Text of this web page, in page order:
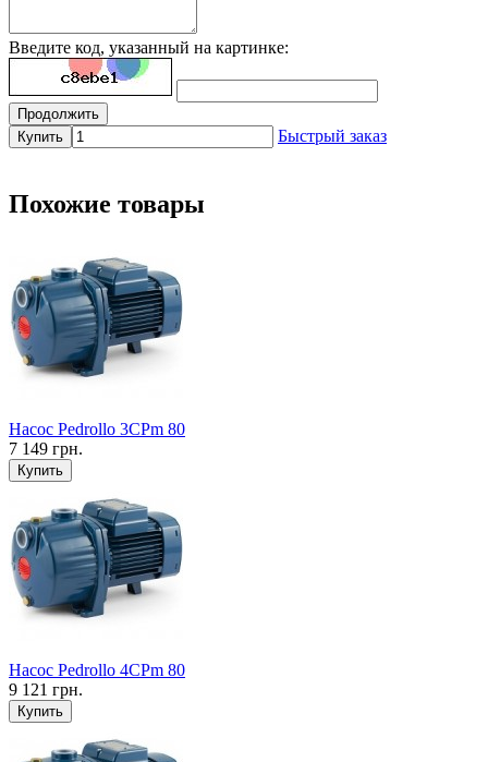
Введите код, указанный на картинке:
Продолжить
Купить
Быстрый заказ
Похожие товары
Насос Pedrollo 3CPm 80
7 149 грн.
Купить
Насос Pedrollo 4CPm 80
9 121 грн.
Купить